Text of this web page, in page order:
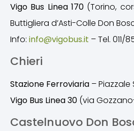
Vigo Bus Linea 170 (Torino,
Buttigliera d’Asti-Colle Don
Info: info@vigobus.it – Tel. 011/
Chieri
Stazione Ferroviaria –
Vigo Bus Linea 30 (via
Castelnuovo Don